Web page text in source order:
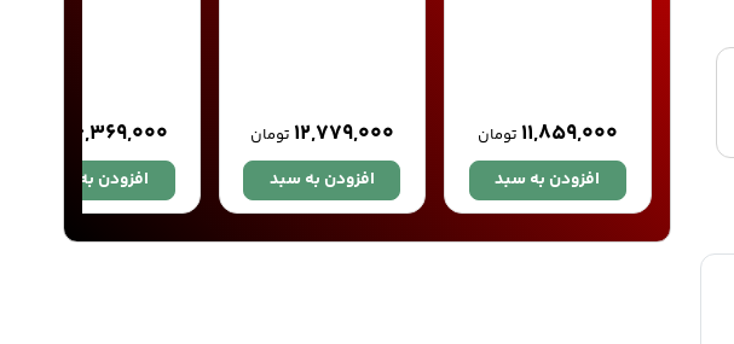
۱۱,۸۵۹,۰۰۰ تومان
افزودن به سبد
۱۲,۷۷۹,۰۰۰ تومان
افزودن به سبد
۱۶,۳۶۹,۰۰۰
افزودن به سبد